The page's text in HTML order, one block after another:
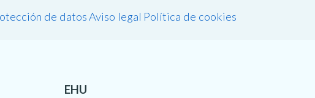
de datosAviso legal Política de cookies
EHU